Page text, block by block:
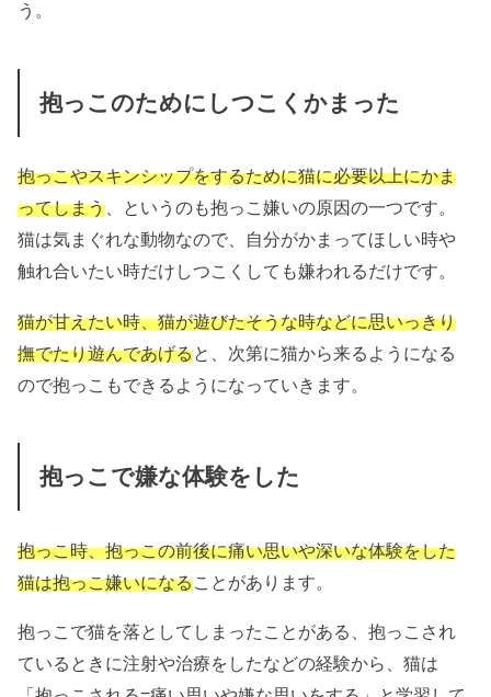
う。
抱っこのためにしつこくかまった
抱っこやスキンシップをするために猫に必要以上にかま
ってしまう 、というのも抱っこ嫌いの原因の一つです。
猫は気まぐれな動物なので、自分がかまってほしい時や
触れ合いたい時だけしつこくしても嫌われるだけです。
猫が甘えたい時、猫が遊びたそうな時などに思いっきり
撫でたり遊んであげると、次第に猫から来るようになる
ので抱っこもできるようになっていきます。
抱っこで嫌な体験をした
抱っこ時、抱っこの前後に痛い思いや深いな体験をした
猫は抱っこ嫌いになることがあります。
抱っこで猫を落としてしまったことがある、抱っこされ
ているときに注射や治療をしたなどの経験から、猫は